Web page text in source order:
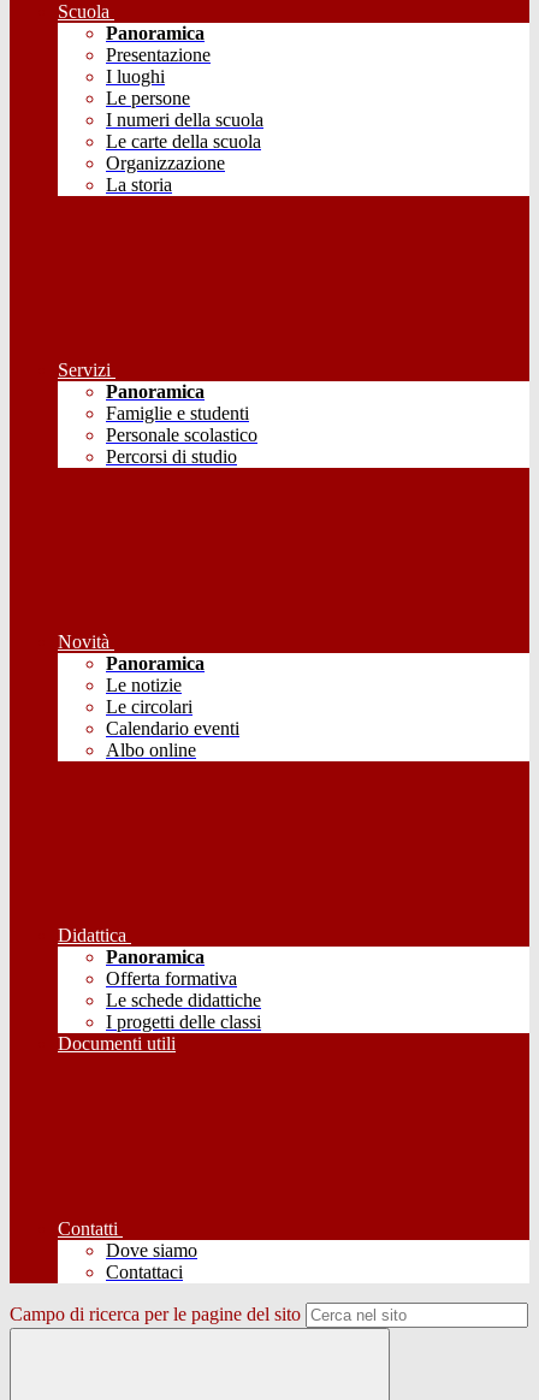
Scuola
Panoramica
Presentazione
I luoghi
Le persone
I numeri della scuola
Le carte della scuola
Organizzazione
La storia
Servizi
Panoramica
Famiglie e studenti
Personale scolastico
Percorsi di studio
Novità
Panoramica
Le notizie
Le circolari
Calendario eventi
Albo online
Didattica
Panoramica
Offerta formativa
Le schede didattiche
I progetti delle classi
Documenti utili
Contatti
Dove siamo
Contattaci
Campo di ricerca per le pagine del sito